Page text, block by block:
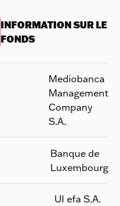
INFORMATION SUR LE
FONDS
Mediobanca
Management
Company
S.A.
Banque de
Luxembourg
UI efa S.A.